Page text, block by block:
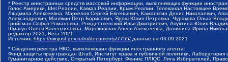
* Реестр иностранных средств массовой информации, выполняющих функции
Голос Америки, Idel.Реалии, Кавказ.Реалии, Крым.Реалии, Телеканал Настоящее
Людмила Алексеевна, Маркелов Сергей Евгеньевич, Камалягин Денис Николаевич,
Александрович, Маняхин Петр Борисович, Ярош Юлия Петровна, Чуракова Ольга
Гройсман Софья Романовна, Рождественский Илья Дмитриевич, Апухтина Юлия
Шмагун Олеся Валентиновна, Мароховская Алеся Алексеевна, Долинина Ирина
редактор 2021, Вега 2021
Источник: https://minjust.gov.ru/ru/documents/7755/ данные на 03.09.2021
* Сведения реестра НКО, выполняющих функции иностранного агента:
Фонд защиты прав граждан Штаб, Институт права и публичной политики,
Гуманитарное действие, Открытый Петербург, Феникс ПЛЮС, Лига Избирателей,